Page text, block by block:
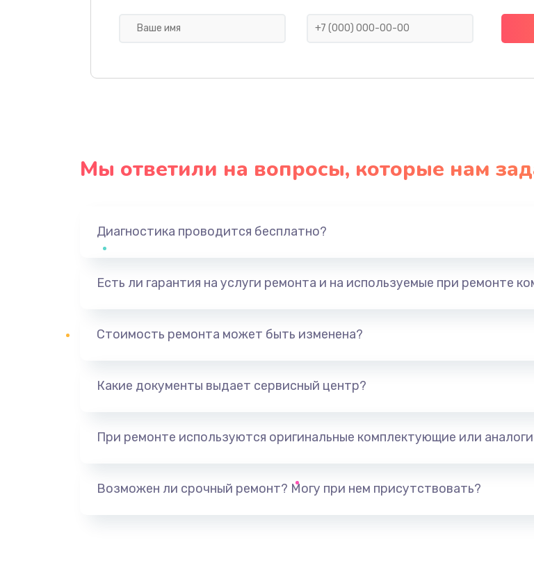
Мы ответили на вопросы, которые нам
Диагностика проводится бесплатно?
Есть ли гарантия на услуги ремонта и на используемые при ремонте
Стоимость ремонта может быть изменена?
Какие документы выдает сервисный центр?
При ремонте используются оригинальные комплектующие или
Возможен ли срочный ремонт? Могу при нем присутствовать?